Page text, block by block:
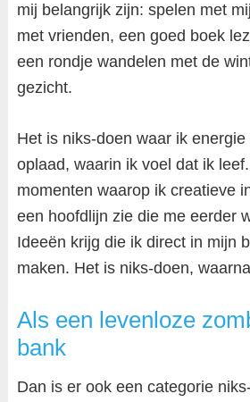
mij belangrijk zijn: spelen met
met vrienden, een goed boek
een rondje wandelen met de
gezicht.
Het is niks-doen waar ik
oplaad, waarin ik voel dat ik
momenten waarop ik creatieve
een hoofdlijn zie die me eerder
Ideeën krijg die ik direct in mijn
maken. Het is niks-doen,
Als een levenloze
bank
Dan is er ook een categorie